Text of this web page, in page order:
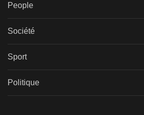
People
Société
Sport
Politique